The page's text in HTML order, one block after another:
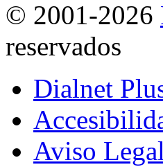
© 2001-2026
reservados
Dialnet
Aviso Legal